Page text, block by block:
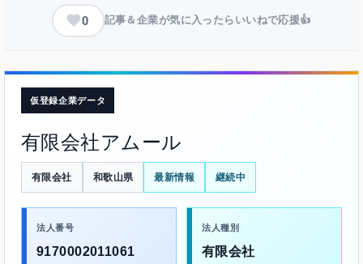
0 記事＆企業が気に入ったらいいねで応援👍
仮登録企業データ
有限会社アムール
有限会社 和歌山県 最新情報 継続中
法人番号
9170002011061
法人種別
有限会社